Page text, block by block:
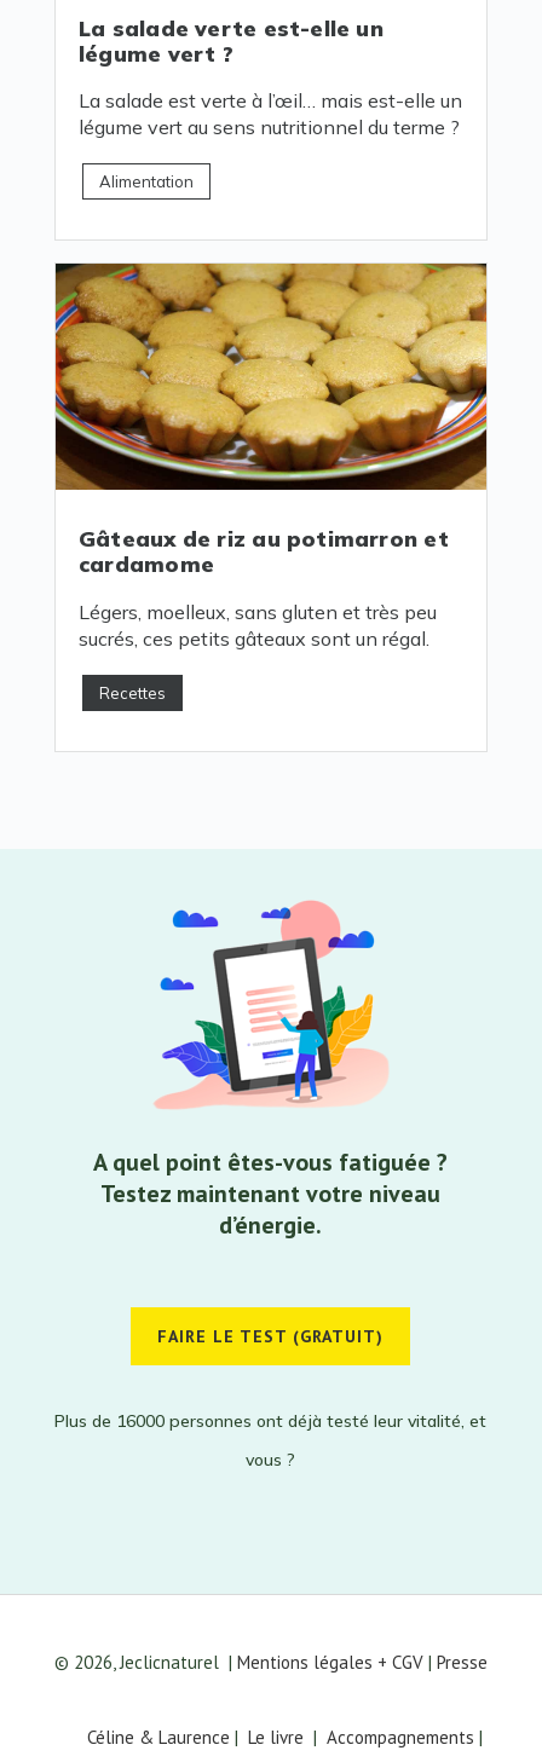
La salade verte est-elle un
légume vert ?
La salade est verte à l’œil… mais est-elle un
légume vert au sens nutritionnel du terme ?
Alimentation
Gâteaux de riz au potimarron et
cardamome
Légers, moelleux, sans gluten et très peu
sucrés, ces petits gâteaux sont un régal.
Recettes
A quel point êtes-vous fatiguée ?
Testez maintenant votre niveau
d’énergie.
FAIRE LE TEST (GRATUIT)
Plus de 16000 personnes ont déjà testé leur vitalité, et
vous ?
© 2026, Jeclicnaturel | Mentions légales + CGV| Presse
Céline & Laurence |Le livre |Accompagnements |